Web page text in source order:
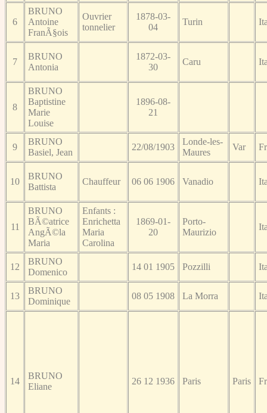
6
BRUNO
Antoine
FranÃ§ois
Ouvrier
tonnelier
1878-03-
04
Turin
7
BRUNO
Antonia
1872-03-
30
Caru
8
BRUNO
Baptistine
Marie
Louise
1896-08-
21
9
BRUNO
Basiel, Jean
22/08/1903
Londe-les-
Maures
Var
10
BRUNO
Battista
Chauffeur 06 06 1906 Vanadio
11
BRUNO
BÃ©atrice
AngÃ©la
Maria
Enfants :
Enrichetta
Maria
Carolina
1869-01-
20
Porto-
Maurizio
12
BRUNO
Domenico
14 01 1905 Pozzilli
13
BRUNO
Dominique
08 05 1908 La Morra
14
BRUNO
Eliane
26 12 1936 Paris Paris